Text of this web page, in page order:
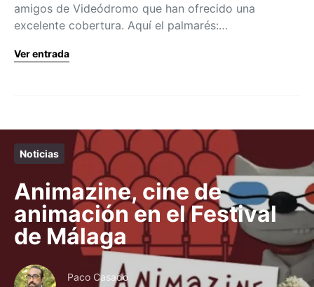
amigos de Videódromo que han ofrecido una
excelente cobertura. Aquí el palmarés:…
Ver entrada
Noticias
Animazine, cine de
animación en el Festival
de Málaga
Paco Casado